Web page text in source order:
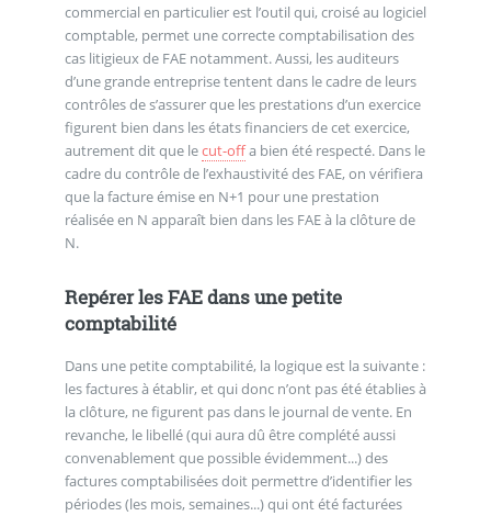
commercial en particulier est l’outil qui, croisé au logiciel
comptable, permet une correcte comptabilisation des
cas litigieux de FAE notamment. Aussi, les auditeurs
d’une grande entreprise tentent dans le cadre de leurs
contrôles de s’assurer que les prestations d’un exercice
figurent bien dans les états financiers de cet exercice,
autrement dit que lecut-offa bien été respecté. Dans le
cadre du contrôle de l’exhaustivité des FAE, on vérifiera
que la facture émise en N+1 pour une prestation
réalisée en N apparaît bien dans les FAE à la clôture de
N.
Repérer les FAE dans une petite
comptabilité
Dans une petite comptabilité, la logique est la suivante :
les factures à établir, et qui donc n’ont pas été établies à
la clôture, ne figurent pas dans le journal de vente. En
revanche, le libellé (qui aura dû être complété aussi
convenablement que possible évidemment...) des
factures comptabilisées doit permettre d’identifier les
périodes (les mois, semaines...) qui ont été facturées